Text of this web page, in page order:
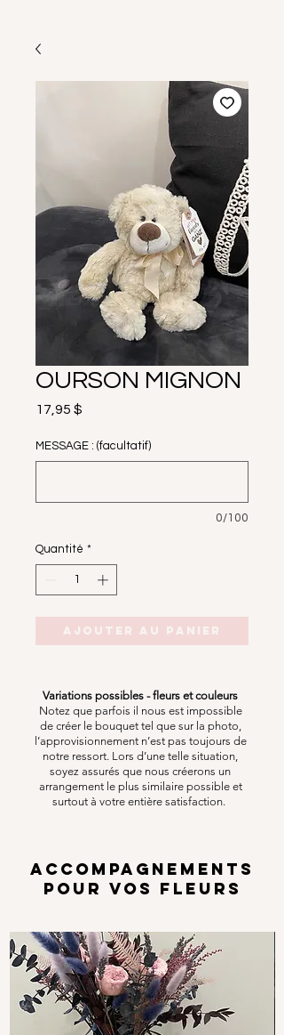
OURSON MIGNON
17,95 $
MESSAGE : (facultatif)
0/100
Quantité *
Ajouter au panier
Variations possibles - fleurs et couleurs
Notez que parfois il nous est impossible
de créer le bouquet tel que sur la photo,
l’approvisionnement n’est pas toujours de
notre ressort. Lors d’une telle situation,
soyez assurés que nous créerons un
arrangement le plus similaire possible et
surtout à votre entière satisfaction.
ACCOMPAGNEMENTS
POUR VOS FLEURS